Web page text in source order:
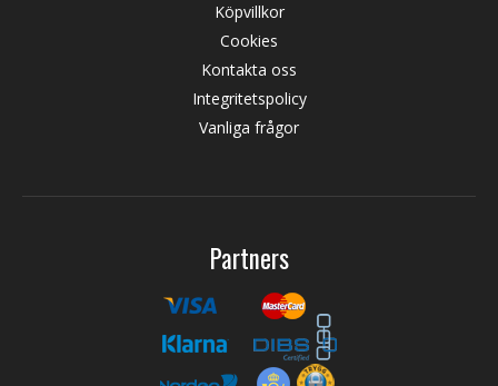
Köpvillkor
Cookies
Kontakta oss
Integritetspolicy
Vanliga frågor
Partners